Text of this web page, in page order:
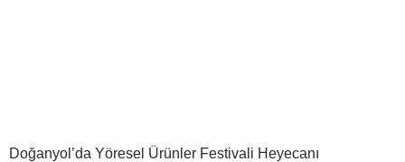
Doğanyol’da Yöresel Ürünler Festivali Heyecanı